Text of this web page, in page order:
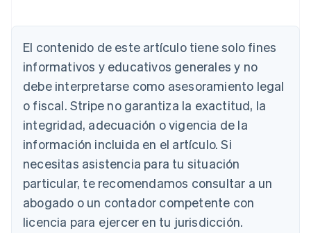
El contenido de este artículo tiene solo fines
informativos y educativos generales y no
debe interpretarse como asesoramiento legal
o fiscal. Stripe no garantiza la exactitud, la
integridad, adecuación o vigencia de la
información incluida en el artículo. Si
necesitas asistencia para tu situación
particular, te recomendamos consultar a un
abogado o un contador competente con
licencia para ejercer en tu jurisdicción.
DeutschEnglish
English
Austria
DeutschEnglish
Bélgica
Nederlands FrançaisDeutschEnglish
Brasil
Bulgaria
English
Canadá
EnglishFrançais
China continental